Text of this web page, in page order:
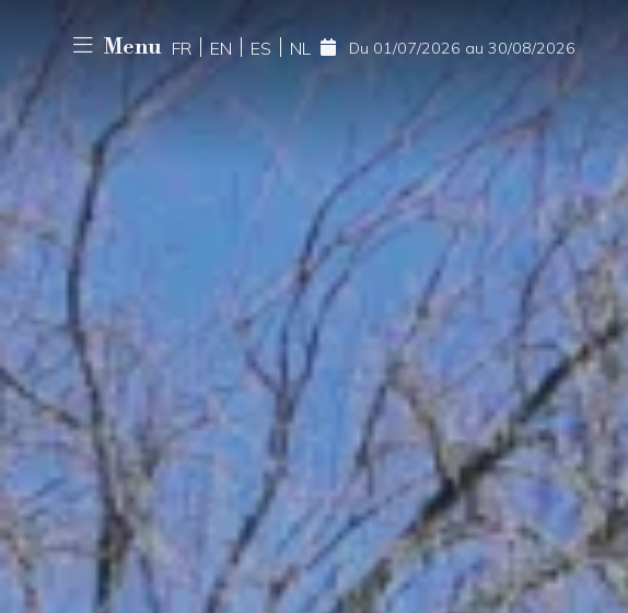
Menu FR EN ES NL Du 01/07/2026 au 30/08/2026